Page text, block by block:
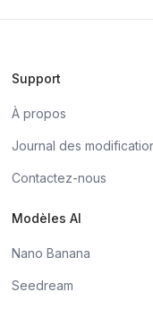
Support
À propos
Journal des
Contactez-nous
Modèles AI
Nano Banana
Seedream